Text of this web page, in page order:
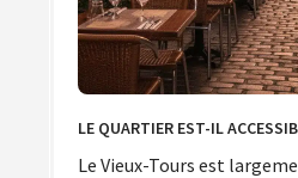
LE QUARTIER EST-IL
Le Vieux-Tours est